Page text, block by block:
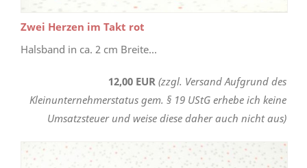
Zwei Herzen im Takt rot
Halsband in ca. 2 cm Breite...
12,00 EUR (zzgl. Versand Aufgrund des
Kleinunternehmerstatus gem. § 19 UStG erhebe ich keine
Umsatzsteuer und weise diese daher auch nicht aus)